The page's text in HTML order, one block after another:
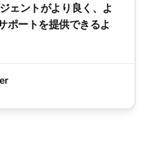
ェントがより良く、よ
ポートを提供できるよ